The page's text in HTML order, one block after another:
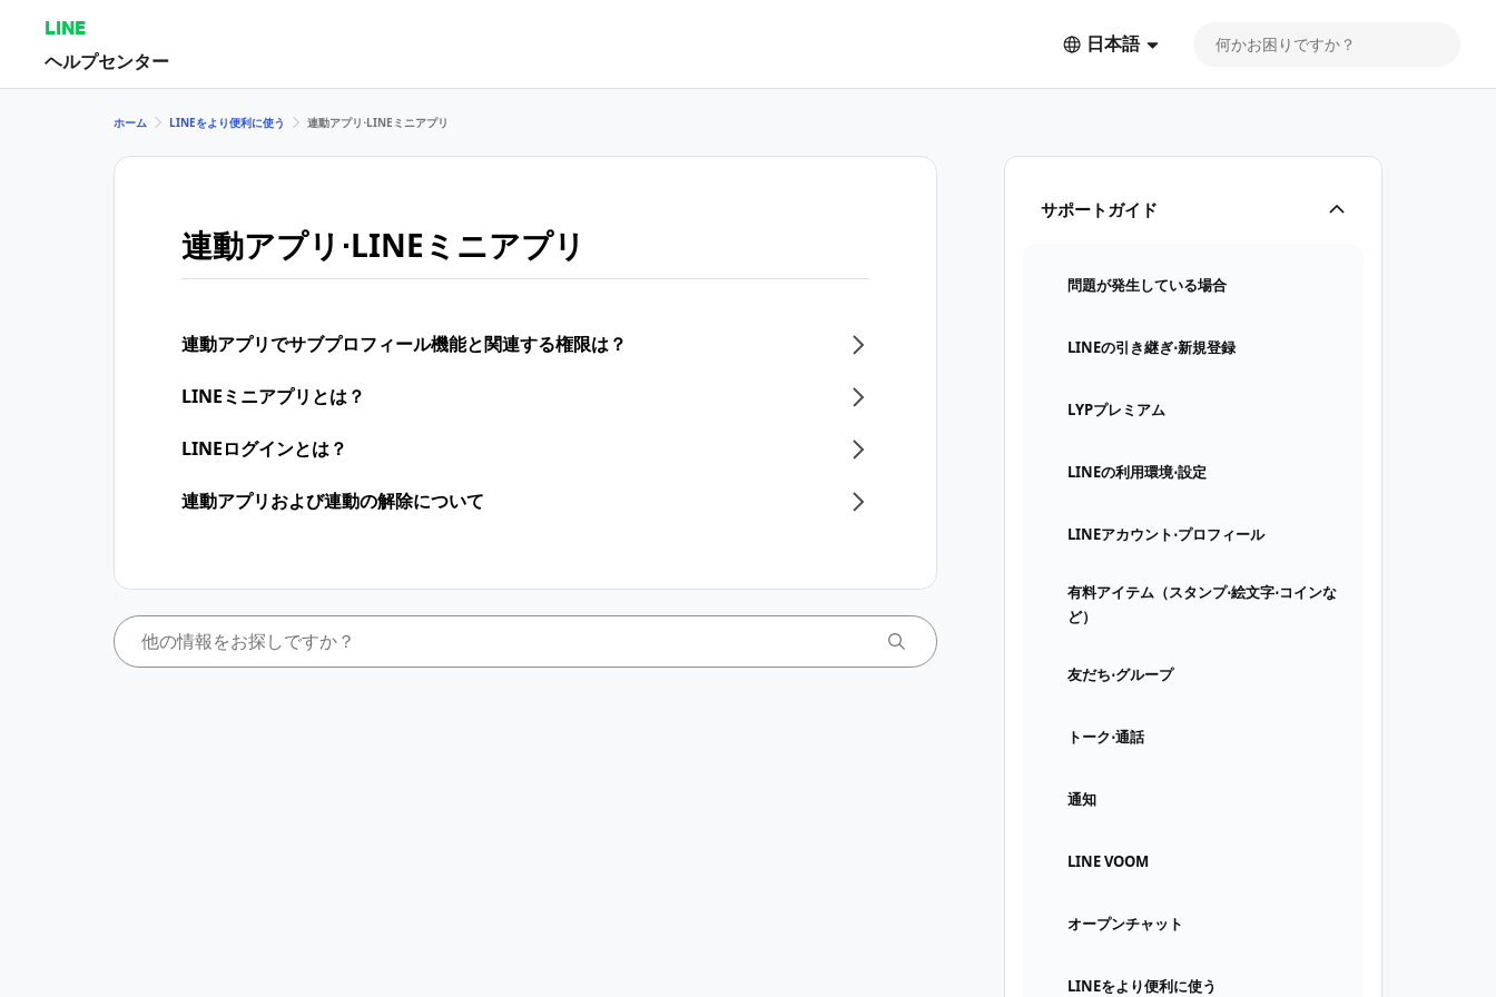
LINE
ヘルプセンター
日本語
サポートガイド
問題が発生している場合
LINEの引き継ぎ⋅新規登録
LYPプレミアム
LINEの利用環境⋅設定
LINEアカウント⋅プロフィール
有料アイテム（スタンプ⋅絵文字⋅コインな
ど）
友だち⋅グループ
トーク⋅通話
通知
LINE VOOM
オープンチャット
LINEをより便利に使う
ホーム LINEをより便利に使う 連動アプリ⋅LINEミニアプリ
連動アプリ⋅LINEミニアプリ
連動アプリでサブプロフィール機能と関連する権限は？
LINEミニアプリとは？
LINEログインとは？
連動アプリおよび連動の解除について